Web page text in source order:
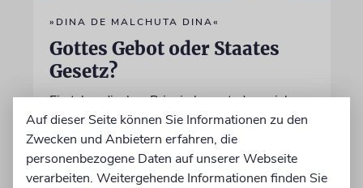
»DINA DE MALCHUTA DINA«
Gottes Gebot oder Staates
Gesetz?
Ein talmudisches Prinzip besagt, dass sich
fromme Juden auch an das Gesetz ihres
Landes halten müssen. Doch was geschieht,
wenn dies mit den Pflichten der Religion
kollidiert?
Auf dieser Seite können Sie Informationen zu den
Zwecken und Anbietern erfahren, die
personenbezogene Daten auf unserer Webseite
verarbeiten. Weitergehende Informationen finden Sie